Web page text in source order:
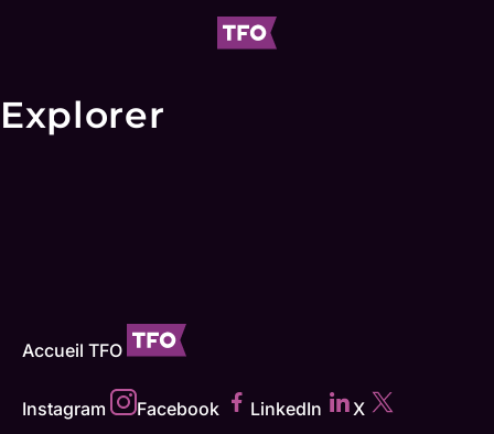
Explorer
Accueil TFO
Instagram Facebook LinkedIn X